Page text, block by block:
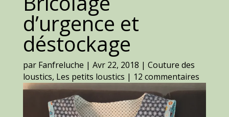
d’urgence et
déstockage
par Fanfreluche | Avr 22, 2018 | Couture des
loustics, Les petits loustics | 12 commentaires